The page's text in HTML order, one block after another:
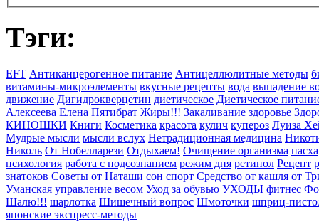
Тэги:
EFT Антиканцерогенное питание Антицеллюлитные методы
витамины-микроэлементы вкусные рецепты вода выпадение
движение Дигидрокверцетин диетическое Диетическое
Алексеева Елена Пятибрат Жиры!!! Закаливание здоровье
КИНОШКИ Книги Косметика красота кулич купероз Луиза
Мудрые мысли мысли вслух Нетрадиционная медицина
Николь От Нобелларези Отдыхаем! Очищение организма пасха
психология работа с подсознанием режим дня ретинол Рецепт
знатоков Советы от Наташи сон спорт Средство от кашля от
Уманская управление весом Уход за обувью УХОДЫ фитнес
Шалю!!! шарлотка Шишечный вопрос Шмоточки шприц-
японские экспресс-методы